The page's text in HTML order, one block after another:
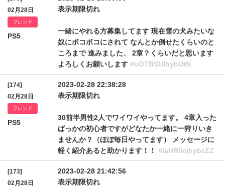
02月28日
フレンド
PS5
表示期限切れ
一緒にやれる方募集してます 現在雪の犬みたいな
奴にボコボコにされて なんとか倒せたくらいのと
ころまで 進みました、 2章？くらいだと思います
よろしくお願いします #uOTBSUlhybUtN
[174]
02月28日
フレンド
PS5
2023-02-28 22:38:28
表示期限切れ
30前半男性2人でワイワイやってます。 4章入った
ばっかの初心者ですがどなたか一緒に一狩りいき
ませんか？（ほぼ毎日やってます） メッセージに
軽く紹介あると助かります！！ #IaHR0cjhybzZZ
[173]
02月28日
2023-02-28 21:42:56
表示期限切れ